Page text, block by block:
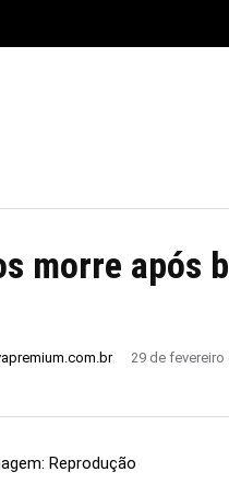
morre após
29 de fevereiro
Reprodução